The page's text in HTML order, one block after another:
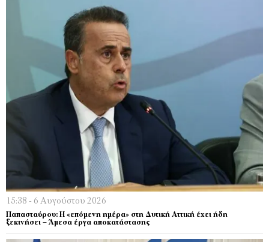
15:38 - 6 Αυγούστου 2026
Παπασταύρου: Η «επόμενη ημέρα» στη Δυτική Αττική έχει ήδη
ξεκινήσει – Άμεσα έργα αποκατάστασης